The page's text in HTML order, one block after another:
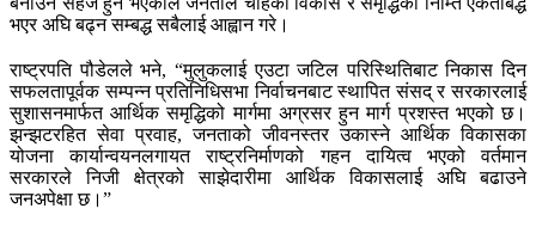
भएर अघि बढ्न सम्बद्ध सबैलाई आह्वान गरे।
राष्ट्रपति पौडेलले भने, “मुलुकलाई एउटा जटिल परिस्थितिबाट निकास दिन
सफलतापूर्वक सम्पन्न प्रतिनिधिसभा निर्वाचनबाट स्थापित संसद् र सरकारलाई
सुशासनमार्फत आर्थिक समृद्धिको मार्गमा अग्रसर हुन मार्ग प्रशस्त भएको छ।
झन्झटरहित सेवा प्रवाह, जनताको जीवनस्तर उकास्ने आर्थिक विकासका
योजना कार्यान्वयनलगायत राष्ट्रनिर्माणको गहन दायित्व भएको वर्तमान
सरकारले निजी क्षेत्रको साझेदारीमा आर्थिक विकासलाई अघि बढाउने
जनअपेक्षा छ।”